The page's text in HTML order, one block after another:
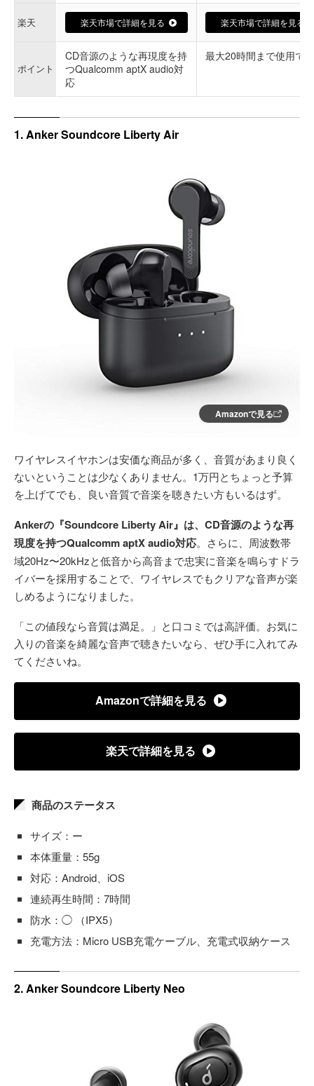
楽天 楽天市場で詳細を見る 楽天市場で詳細を見る
ポイント
CD音源のような再現度を持
つQualcomm aptX audio対
応
最大20時間まで使用で
1. Anker Soundcore Liberty Air
Amazonで見る
ワイヤレスイヤホンは安価な商品が多く、音質があまり良く
ないということは少なくありません。1万円とちょっと予算
を上げてでも、良い音質で音楽を聴きたい方もいるはず。
Ankerの『Soundcore Liberty Air』は、CD音源のような再
現度を持つQualcomm aptX audio対応。さらに、周波数帯
域20Hz〜20kHzと低音から高音まで忠実に音楽を鳴らすドラ
イバーを採用することで、ワイヤレスでもクリアな音声が楽
しめるようになりました。
「この値段なら音質は満足。」と口コミでは高評価。お気に
入りの音楽を綺麗な音声で聴きたいなら、ぜひ手に入れてみ
てくださいね。
Amazonで詳細を見る
楽天で詳細を見る
商品のステータス
サイズ：ー
本体重量：55g
対応：Android、iOS
連続再生時間：7時間
防水：◯ （IPX5）
充電方法：Micro USB充電ケーブル、充電式収納ケース
2. Anker Soundcore Liberty Neo